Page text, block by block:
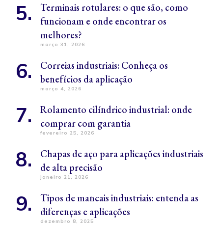
Terminais rotulares: o que são, como
funcionam e onde encontrar os
melhores?
março 31, 2026
Correias industriais: Conheça os
benefícios da aplicação
março 4, 2026
Rolamento cilíndrico industrial: onde
comprar com garantia
fevereiro 25, 2026
Chapas de aço para aplicações industriais
de alta precisão
janeiro 21, 2026
Tipos de mancais industriais: entenda as
diferenças e aplicações
dezembro 8, 2025